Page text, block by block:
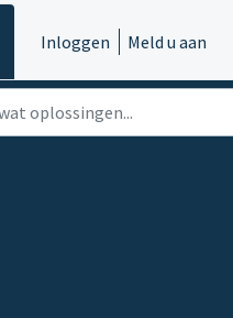
Inloggen Meld u aan